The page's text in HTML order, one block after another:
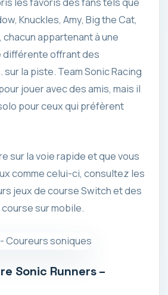
Knuckles, Amy, Big the Cat,
chacun appartenant à une
différente offrant des
la piste. Team Sonic Racing
jouer avec des amis, mais il
pour ceux qui préfèrent
sur la voie rapide et que vous
comme celui-ci, consultez les
jeux de course Switch et des
sur mobile.
Sonic Runners –